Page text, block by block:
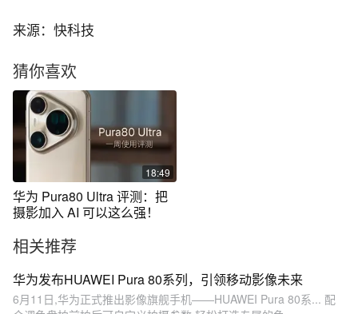
来源：快科技
猜你喜欢
18:49
华为 Pura80 Ultra 评测：把
摄影加入 AI 可以这么强！
相关推荐
华为发布HUAWEI Pura 80系列，引领移动影像未来
6月11日,华为正式推出影像旗舰手机——HUAWEI Pura 80系... 配